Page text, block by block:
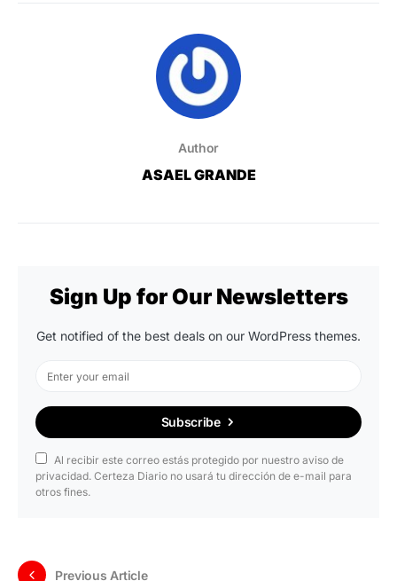
Author
ASAEL GRANDE
Sign Up for Our Newsletters
Get notified of the best deals on our WordPress themes.
Subscribe
Al recibir este correo estás protegido por nuestro aviso de
privacidad. Certeza Diario no usará tu dirección de e-mail para
otros fines.
Previous Article